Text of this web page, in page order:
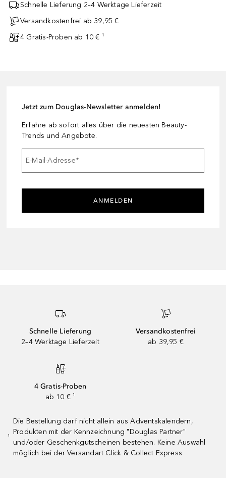
Schnelle Lieferung 2–4 Werktage Lieferzeit
Versandkostenfrei ab 39,95 €
4 Gratis-Proben ab 10 € ¹
Jetzt zum Douglas-Newsletter anmelden!
Erfahre ab sofort alles über die neuesten Beauty-
Trends und Angebote.
E-Mail-Adresse*
ANMELDEN
Schnelle Lieferung
2–4 Werktage Lieferzeit
Versandkostenfrei
ab 39,95 €
4 Gratis-Proben
ab 10 € ¹
¹
Die Bestellung darf nicht allein aus Adventskalendern,
Produkten mit der Kennzeichnung "Douglas Partner"
und/oder Geschenkgutscheinen bestehen. Keine Auswahl
möglich bei der Versandart Click & Collect Express